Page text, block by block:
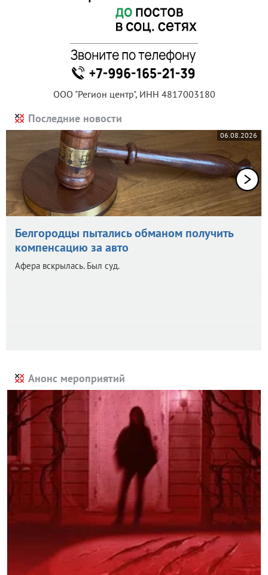
ООО "Регион центр", ИНН 4817003180
Последние новости
06.08.2026
Белгородцы пытались обманом получить
компенсацию за авто
Афера вскрылась. Был суд.
Анонс мероприятий